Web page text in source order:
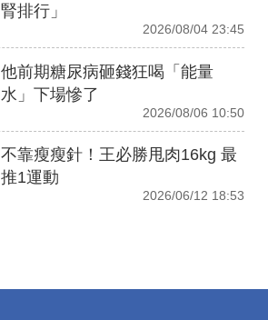
腎排行」
2026/08/04 23:45
他前期糖尿病砸錢狂喝「能量
水」下場慘了
2026/08/06 10:50
不靠瘦瘦針！王必勝甩肉16kg 最
推1運動
2026/06/12 18:53